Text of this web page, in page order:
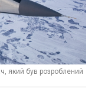
який був розроблений